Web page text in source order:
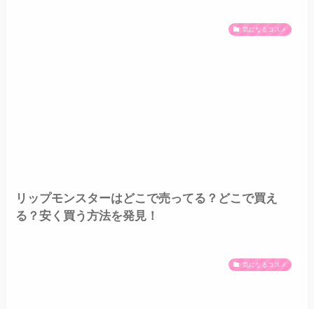
気になるコスメ
リップモンスターはどこで売ってる？どこで買え
る？安く買う方法を発見！
気になるコスメ